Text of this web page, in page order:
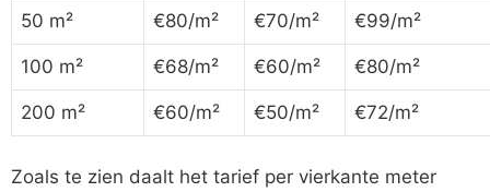
50 m² €80/m² €70/m² €99/m²
100 m² €68/m² €60/m² €80/m²
200 m² €60/m² €50/m² €72/m²
Zoals te zien daalt het tarief per vierkante meter